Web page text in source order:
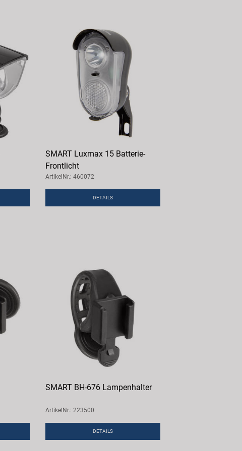
SMART Luxmax 15 Batterie-
Frontlicht
ArtikelNr.: 460072
DETAILS
SMART BH-676 Lampenhalter
ArtikelNr.: 223500
DETAILS